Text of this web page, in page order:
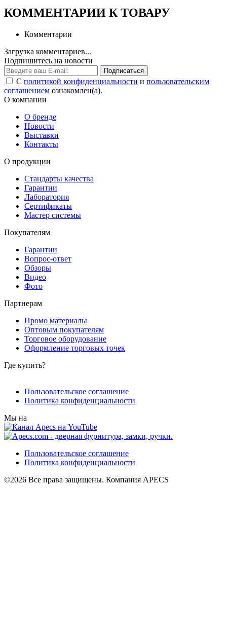
КОММЕНТАРИИ К ТОВАРУ
Комментарии
Загрузка комментариев...
Подпишитесь на новости
Подписаться
С политикой конфиденциальности и пользовательским
соглашением ознакомлен(а).
О компании
О бренде
Новости
Выставки
Контакты
О продукции
Стандарты качества
Гарантии
Лаборатория
Сертификаты
Мастер системы
Покупателям
Гарантии
Вопрос-ответ
Обзоры
Видео
Фото
Партнерам
Промо материалы
Оптовым покупателям
Торговое оборудование
Оформление торговых точек
Где купить?
Пользовательское соглашение
Политика конфиденциальности
Мы на
Пользовательское соглашение
Политика конфиденциальности
©2026 Все права защищены. Компания APECS